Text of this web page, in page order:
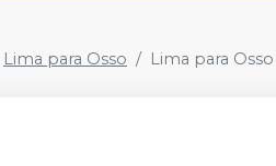
Lima para Osso Lima para Osso